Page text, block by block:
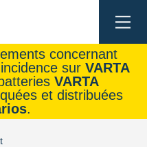
concernant
sur VARTA
VARTA
et distribuées
.